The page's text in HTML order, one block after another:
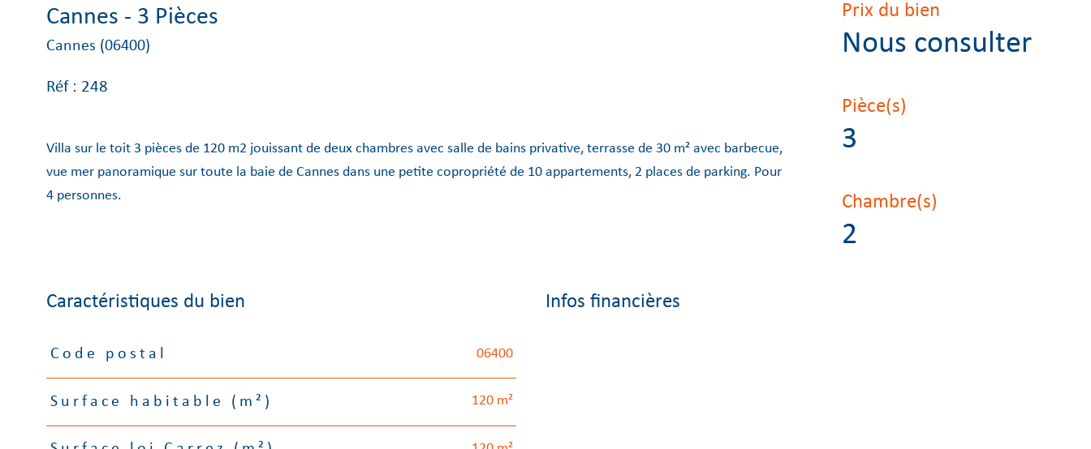
Cannes - 3 Pièces
Cannes (06400)
Réf : 248
Villa sur le toit 3 pièces de 120 m2 jouissant de deux chambres avec salle de bains privative, terrasse de 30 m² avec barbecue,
vue mer panoramique sur toute la baie de Cannes dans une petite copropriété de 10 appartements, 2 places de parking. Pour
4 personnes.
Prix du bien
Nous consulter
Pièce(s)
3
Chambre(s)
2
Caractéristiques du bien
Caractéristiques Valeurs
Code postal 06400
Surface habitable (m²) 120 m²
Infos financières